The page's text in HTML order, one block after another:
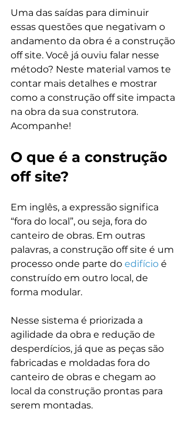
Uma das saídas para diminuir
essas questões que negativam o
andamento da obra é a construção
off site. Você já ouviu falar nesse
método? Neste material vamos te
contar mais detalhes e mostrar
como a construção off site impacta
na obra da sua construtora.
O que é a construção
off site?
Em inglês, a expressão significa
“fora do local”, ou seja, fora do
canteiro de obras. Em outras
palavras, a construção off site é um
processo onde parte do edifício é
construído em outro local, de
forma modular.
Nesse sistema é priorizada a
agilidade da obra e redução de
desperdícios, já que as peças são
fabricadas e moldadas fora do
canteiro de obras e chegam ao
local da construção prontas para
serem montadas.